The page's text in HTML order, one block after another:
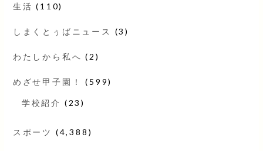
生活 (110)
しまくとぅばニュース (3)
わたしから私へ (2)
めざせ甲子園！ (599)
学校紹介 (23)
スポーツ (4,388)